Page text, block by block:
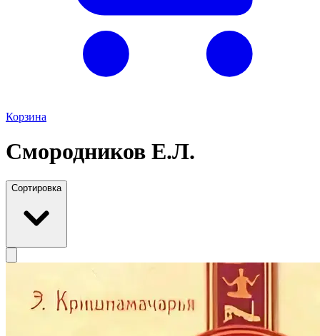
Корзина
Смородников Е.Л.
Сортировка